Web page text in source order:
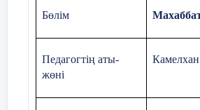
Бөлім
Педагогтің аты-
жөні